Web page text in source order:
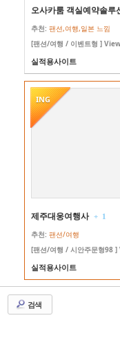
오사카룸 객실예약솔루
추천: 팬션,여행,일본 느낌
[팬션/여행 / 이벤트형 ]
실적용사이트
ING
제주대웅여행사 + 1
추천: 팬션/여행
[팬션/여행 / 시안주문형98
실적용사이트
검색